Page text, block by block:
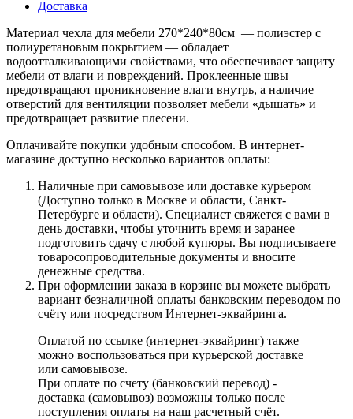
Доставка
Материал чехла для мебели 270*240*80см — полиэстер с
полиуретановым покрытием — обладает
водоотталкивающими свойствами, что обеспечивает защиту
мебели от влаги и повреждений. Проклеенные швы
предотвращают проникновение влаги внутрь, а наличие
отверстий для вентиляции позволяет мебели «дышать» и
предотвращает развитие плесени.
Оплачивайте покупки удобным способом. В интернет-
магазине доступно несколько вариантов оплаты:
Наличные при самовывозе или доставке курьером
(Доступно только в Москве и области, Санкт-
Петербурге и области). Специалист свяжется с вами в
день доставки, чтобы уточнить время и заранее
подготовить сдачу с любой купюры. Вы подписываете
товаросопроводительные документы и вносите
денежные средства.
При оформлении заказа в корзине вы можете выбрать
вариант безналичной оплаты банковским переводом по
счёту или посредством Интернет-эквайринга.
Оплатой по ссылке (интернет-эквайринг) также
можно воспользоваться при курьерской доставке
или самовывозе.
При оплате по счету (банковский перевод) -
доставка (самовывоз) возможны только после
поступления оплаты на наш расчетный счёт.